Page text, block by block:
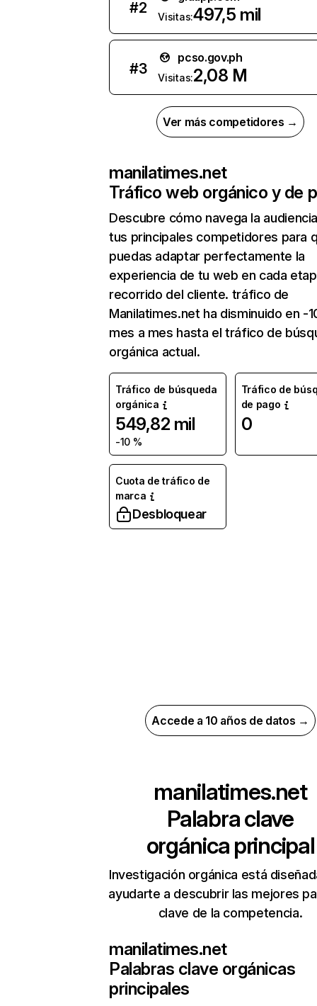
#2
Visitas:497,5 mil
#3
pcso.gov.ph
Visitas:2,08 M
Ver más competidores →
manilatimes.net
Tráfico web orgánico y de
Descubre cómo navega la
tus principales competidores para
puedas adaptar perfectamente la
experiencia de tu web en cada
recorrido del cliente. tráfico de
Manilatimes.net ha disminuido en -
mes a mes hasta el tráfico de
orgánica actual.
Tráfico de búsqueda
orgánica
549,82 mil
-10 %
Tráfico de
de pago
0
Cuota de tráfico de
marca
Desbloquear
Accede a 10 años de datos →
manilatimes.net
Palabra clave
orgánica principal
Investigación orgánica está
ayudarte a descubrir las mejores
clave de la competencia.
manilatimes.net
Palabras clave orgánicas
principales